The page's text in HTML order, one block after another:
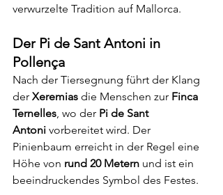
verwurzelte Tradition auf Mallorca.
Der Pi de Sant Antoni in
Pollença
Nach der Tiersegnung führt der Klang
der Xeremias die Menschen zur Finca
Ternelles, wo der Pi de Sant
Antoni vorbereitet wird. Der
Pinienbaum erreicht in der Regel eine
Höhe von rund 20 Metern und ist ein
beeindruckendes Symbol des Festes.